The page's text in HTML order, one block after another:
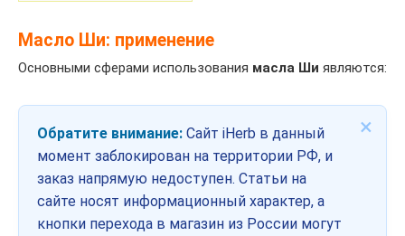
Масло Ши: применение
Основными сферами использования масла Ши являются:
×
Обратите внимание: Сайт iHerb в данный
момент заблокирован на территории РФ, и
заказ напрямую недоступен. Статьи на
сайте носят информационный характер, а
кнопки перехода в магазин из России могут